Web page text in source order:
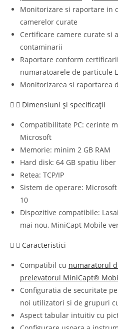
Monitorizare si raportare in
camerelor curate
Certificare camere curate si
contaminarii
Raportare conform
numaratoarele de particule
Monitorizarea si raportarea
Dimensiuni și specificații
Compatibilitate PC: cerinte
Microsoft
Memorie: minim 2 GB RAM
Hard disk: 64 GB spatiu liber
Retea: TCP/IP
Sistem de operare:
10
Dispozitive compatibile:
mai nou, MiniCapt Mobile
Caracteristici
Compatibil cu numaratorul
prelevatorul MiniCapt®
Configuratia de securitate
noi utilizatori si de grupuri
Aspect tabular intuitiv cu